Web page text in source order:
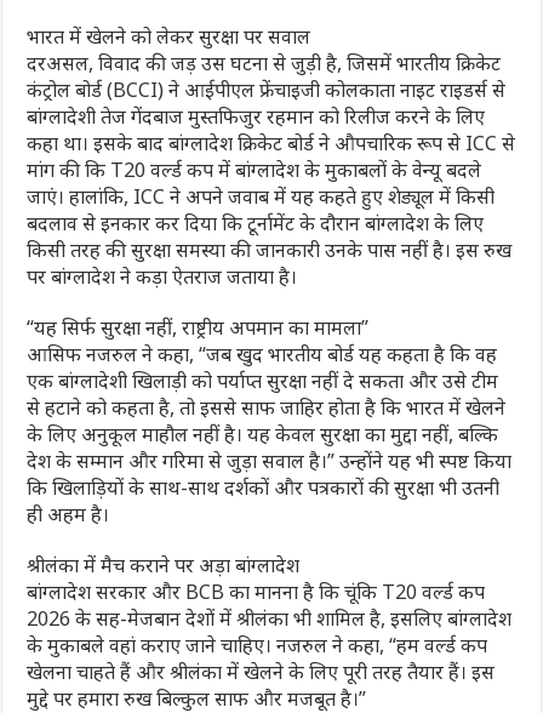
भारत में खेलने को लेकर सुरक्षा पर सवाल
दरअसल, विवाद की जड़ उस घटना से जुड़ी है, जिसमें भारतीय क्रिकेट
कंट्रोल बोर्ड (BCCI) ने आईपीएल फ्रेंचाइजी कोलकाता नाइट राइडर्स से
बांग्लादेशी तेज गेंदबाज मुस्तफिजुर रहमान को रिलीज करने के लिए
कहा था। इसके बाद बांग्लादेश क्रिकेट बोर्ड ने औपचारिक रूप से ICC से
मांग की कि T20 वर्ल्ड कप में बांग्लादेश के मुकाबलों के वेन्यू बदले
जाएं। हालांकि, ICC ने अपने जवाब में यह कहते हुए शेड्यूल में किसी
बदलाव से इनकार कर दिया कि टूर्नामेंट के दौरान बांग्लादेश के लिए
किसी तरह की सुरक्षा समस्या की जानकारी उनके पास नहीं है। इस रुख
पर बांग्लादेश ने कड़ा ऐतराज जताया है।
“यह सिर्फ सुरक्षा नहीं, राष्ट्रीय अपमान का मामला”
आसिफ नजरुल ने कहा, “जब खुद भारतीय बोर्ड यह कहता है कि वह
एक बांग्लादेशी खिलाड़ी को पर्याप्त सुरक्षा नहीं दे सकता और उसे टीम
से हटाने को कहता है, तो इससे साफ जाहिर होता है कि भारत में खेलने
के लिए अनुकूल माहौल नहीं है। यह केवल सुरक्षा का मुद्दा नहीं, बल्कि
देश के सम्मान और गरिमा से जुड़ा सवाल है।” उन्होंने यह भी स्पष्ट किया
कि खिलाड़ियों के साथ-साथ दर्शकों और पत्रकारों की सुरक्षा भी उतनी
ही अहम है।
श्रीलंका में मैच कराने पर अड़ा बांग्लादेश
बांग्लादेश सरकार और BCB का मानना है कि चूंकि T20 वर्ल्ड कप
2026 के सह-मेजबान देशों में श्रीलंका भी शामिल है, इसलिए बांग्लादेश
के मुकाबले वहां कराए जाने चाहिए। नजरुल ने कहा, “हम वर्ल्ड कप
खेलना चाहते हैं और श्रीलंका में खेलने के लिए पूरी तरह तैयार हैं। इस
मुद्दे पर हमारा रुख बिल्कुल साफ और मजबूत है।”